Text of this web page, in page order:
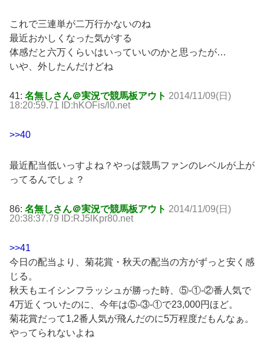
これで三連単が二万行かないのね
最近おかしくなった気がする
体感だと六万くらいはいっていいのかと思ったが…
いや、外したんだけどね
41: 名無しさん＠実況で競馬板アウト 2014/11/09(日)
18:20:59.71 ID:hKOFis/l0.net
>>40
最近配当低いっすよね？やっぱ競馬ファンのレベルが上が
ってるんでしょ？
86: 名無しさん＠実況で競馬板アウト 2014/11/09(日)
20:38:37.79 ID:RJ5lKpr80.net
>>41
今日の配当より、菊花賞・秋天の配当の方がずっと安く感
じる。
秋天もエイシンフラッシュが勝った時、⑤-①-②番人気で
4万近くついたのに、今年は⑤-③-①で23,000円ほど。
菊花賞だって1,2番人気が飛んだのに5万程度だもんなぁ。
やってられないよね